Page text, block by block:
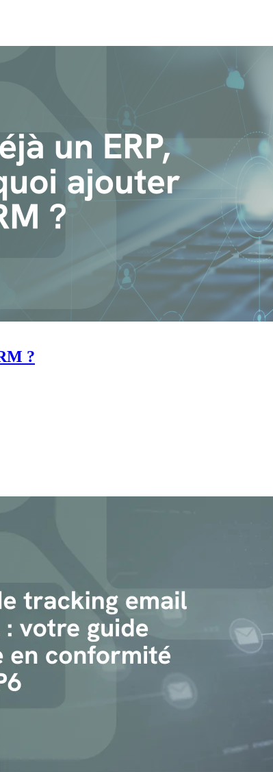
ventes grâce à nos solutions de commerce unifié pilotées par
grâce au suivi, à l’analyse de tendances et aux
?